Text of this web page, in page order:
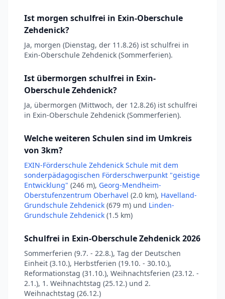
Ist morgen schulfrei in Exin-Oberschule
Zehdenick?
Ja, morgen (Dienstag, der 11.8.26) ist schulfrei in
Exin-Oberschule Zehdenick (Sommerferien).
Ist übermorgen schulfrei in Exin-
Oberschule Zehdenick?
Ja, übermorgen (Mittwoch, der 12.8.26) ist schulfrei
in Exin-Oberschule Zehdenick (Sommerferien).
Welche weiteren Schulen sind im Umkreis
von 3km?
EXIN-Förderschule Zehdenick Schule mit dem
sonderpädagogischen Förderschwerpunkt "geistige
Entwicklung" (246 m), Georg-Mendheim-
Oberstufenzentrum Oberhavel (2.0 km), Havelland-
Grundschule Zehdenick (679 m) und Linden-
Grundschule Zehdenick (1.5 km)
Schulfrei in Exin-Oberschule Zehdenick 2026
Sommerferien (9.7. - 22.8.), Tag der Deutschen
Einheit (3.10.), Herbstferien (19.10. - 30.10.),
Reformationstag (31.10.), Weihnachtsferien (23.12. -
2.1.), 1. Weihnachtstag (25.12.) und 2.
Weihnachtstag (26.12.)